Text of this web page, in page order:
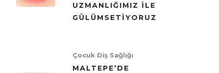
UZMANLIĞIMIZ ILE
GÜLÜMSETIYORUZ
Çocuk Diş Sağlığı
MALTEPE’DE